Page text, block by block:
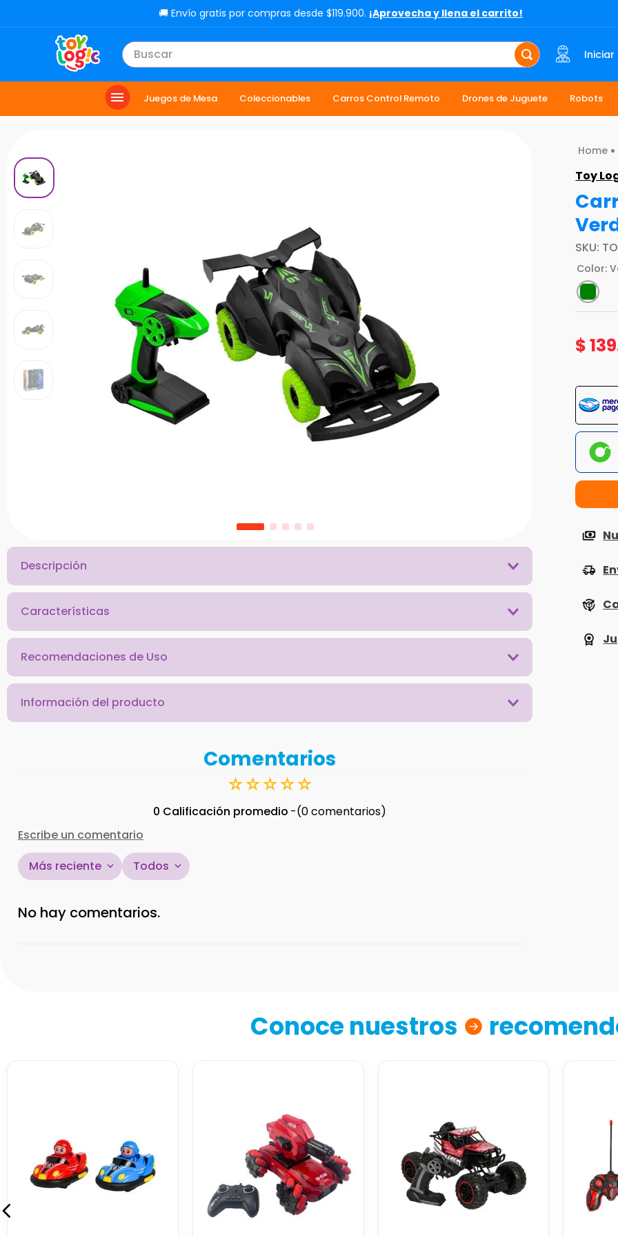
🚚 Envío gratis por compras desde $119.900. ¡Aprovecha y llena el carrito!
Buscar Iniciar
Juegos de Mesa Coleccionables Carros Control Remoto Drones de Juguete Robots
Descripción
Características
Recomendaciones de Uso
Información del producto
Comentarios
☆☆☆☆☆
0 Calificación promedio
(0 comentarios)
Escribe un comentario
Título
Más reciente Todos
No hay comentarios.
Toy
SKU:
Color:
$139
Conoce nuestros
TÉRMINOS MÁS BUSCADOS
toy story
muñecas
chef
bloques